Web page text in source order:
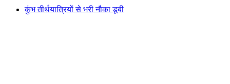
कुंभ तीर्थयात्रियों से भरी नौका डूबी